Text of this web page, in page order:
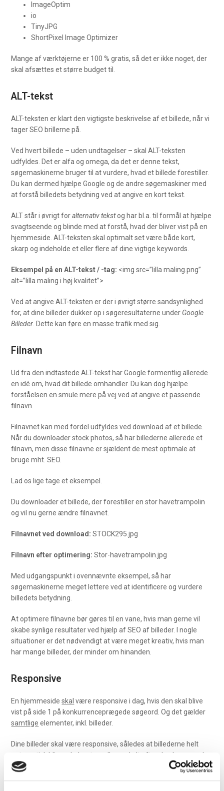
ImageOptim
io
TinyJPG
ShortPixel Image Optimizer
Mange af værktøjerne er 100 % gratis, så det er ikke noget, der
skal afsættes et større budget til.
ALT-tekst
ALT-teksten er klart den vigtigste beskrivelse af et billede, når vi
tager SEO brillerne på.
Ved hvert billede – uden undtagelser – skal ALT-teksten
udfyldes. Det er alfa og omega, da det er denne tekst,
søgemaskinerne bruger til at vurdere, hvad et billede forestiller.
Du kan dermed hjælpe Google og de andre søgemaskiner med
at forstå billedets betydning ved at angive en kort tekst.
ALT står i øvrigt foralternativ tekstog har bl.a. til formål at hjælpe
svagtseende og blinde med at forstå, hvad der bliver vist på en
hjemmeside. ALT-teksten skal optimalt set være både kort,
skarp og indeholde et eller flere af dine vigtige keywords.
Eksempel på en ALT-tekst / -tag: <img src=”lilla maling.png”
alt=”lilla maling i høj kvalitet”>
Ved at angive ALT-teksten er der i øvrigt større sandsynlighed
for, at dine billeder dukker op i søgeresultaterne under Google
Billeder . Dette kan føre en masse trafik med sig.
Filnavn
Ud fra den indtastede ALT-tekst har Google formentlig allerede
en idé om, hvad dit billede omhandler. Du kan dog hjælpe
forståelsen en smule mere på vej ved at angive et passende
filnavn.
Filnavnet kan med fordel udfyldes ved download af et billede.
Når du downloader stock photos, så har billederne allerede et
filnavn, men disse filnavne er sjældent de mest optimale at
bruge mht. SEO.
Lad os lige tage et eksempel.
Du downloader et billede, der forestiller en stor havetrampolin
og vil nu gerne ændre filnavnet.
Filnavnet ved download: STOCK295.jpg
Filnavn efter optimering: Stor-havetrampolin.jpg
Med udgangspunkt i ovennævnte eksempel, så har
søgemaskinerne meget lettere ved at identificere og vurdere
billedets betydning.
At optimere filnavne bør gøres til en vane, hvis man gerne vil
skabe synlige resultater ved hjælp af SEO af billeder. I nogle
situationer er det nødvendigt at være meget kreativ, hvis man
har mange billeder, der minder om hinanden.
Responsive
En hjemmesideskal være responsive i dag, hvis den skal blive
vist på side 1 på konkurrenceprægede søgeord. Og det gælder
samtlige elementer, inkl. billeder.
Dine billeder skal være responsive, således at billederne helt
automatisk bliver skaleret op eller ned alt efter den besøgendes
skærmstørrelse. På den måde vil din hjemmeside være fuld